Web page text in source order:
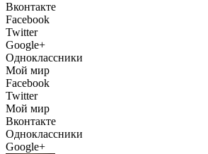
Вконтакте
Facebook
Twitter
Google+
Одноклассники
Мой мир
Facebook
Twitter
Мой мир
Вконтакте
Одноклассники
Google+